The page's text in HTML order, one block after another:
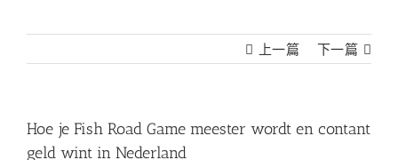
上一篇 下一篇
Hoe je Fish Road Game meester wordt en contant
geld wint in Nederland